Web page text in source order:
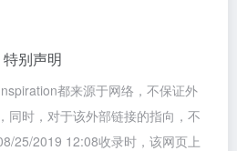
特别声明
都来源于网络，不保证外
同时，对于该外部链接的指向，不
25/2019 12:08收录时，该网页上